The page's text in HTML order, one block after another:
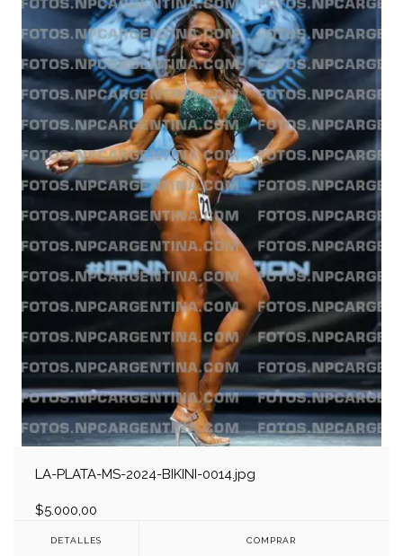
LA-PLATA-MS-2024-BIKINI-0014.jpg
$5.000,00
DETALLES